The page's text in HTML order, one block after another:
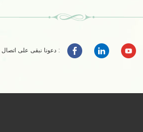
دعونا نبقى على اتصال :